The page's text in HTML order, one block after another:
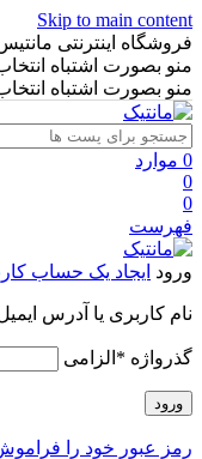
Skip to main content
فروشگاه اینترنتی
منو بصورت اشتباه
منو بصورت اشتباه
0 موارد
0
0
فهرست
ورود ایجاد یک حساب
نام کاربری یا آدرس
گذرواژه * الزامی
ورود
رمز عبور خود را